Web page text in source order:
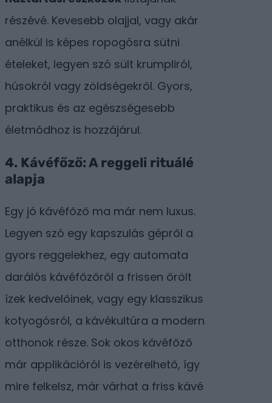
részévé. Kevesebb olajjal, vagy akár
anélkül is képes ropogósra sütni
ételeket, legyen szó sült krumpliról,
húsokról vagy zöldségekről. Gyors,
praktikus és az egészségesebb
életmódhoz is hozzájárul.
4. Kávéfőző: A reggeli rituálé
alapja
Egy jó kávéfőző ma már nem luxus.
Legyen szó egy kapszulás gépről a
gyors reggelekhez, egy automata
darálós kávéfőzőről a frissen őrölt
ízek kedvelőinek, vagy egy klasszikus
kotyogósról, a kávékultúra a modern
otthonok része. Sok okos kávéfőző
már applikációról is vezérelhető, így
mire felkelsz, már várhat a friss kávé